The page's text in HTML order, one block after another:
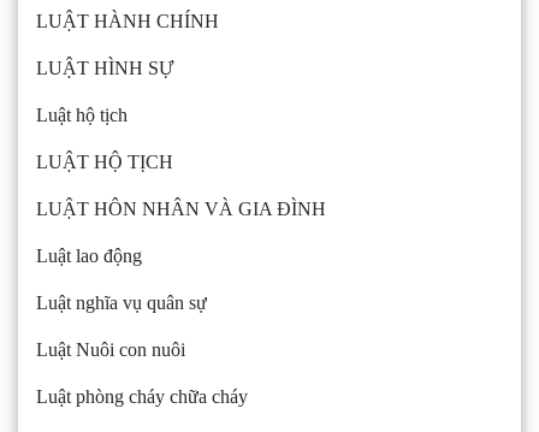
LUẬT HÀNH CHÍNH
LUẬT HÌNH SỰ
Luật hộ tịch
LUẬT HỘ TỊCH
LUẬT HÔN NHÂN VÀ GIA ĐÌNH
Luật lao động
Luật nghĩa vụ quân sự
Luật Nuôi con nuôi
Luật phòng cháy chữa cháy